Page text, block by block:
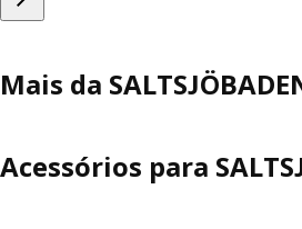
Mais da
Acessórios para